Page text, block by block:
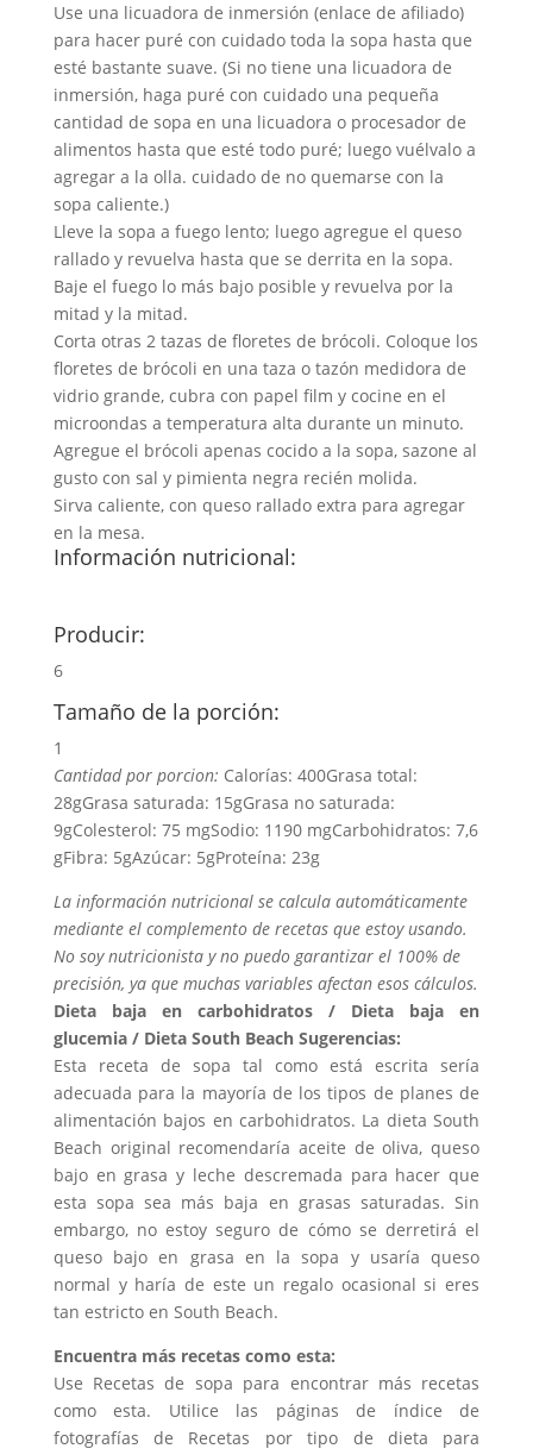
Use una licuadora de inmersión (enlace de afiliado)
para hacer puré con cuidado toda la sopa hasta que
esté bastante suave. (Si no tiene una licuadora de
inmersión, haga puré con cuidado una pequeña
cantidad de sopa en una licuadora o procesador de
alimentos hasta que esté todo puré; luego vuélvalo a
agregar a la olla. cuidado de no quemarse con la
sopa caliente.)
Lleve la sopa a fuego lento; luego agregue el queso
rallado y revuelva hasta que se derrita en la sopa.
Baje el fuego lo más bajo posible y revuelva por la
mitad y la mitad.
Corta otras 2 tazas de floretes de brócoli. Coloque los
floretes de brócoli en una taza o tazón medidora de
vidrio grande, cubra con papel film y cocine en el
microondas a temperatura alta durante un minuto.
Agregue el brócoli apenas cocido a la sopa, sazone al
gusto con sal y pimienta negra recién molida.
Sirva caliente, con queso rallado extra para agregar
en la mesa.
Información nutricional:
Producir:
6
Tamaño de la porción:
1
Cantidad por porcion: Calorías: 400Grasa total:
28gGrasa saturada: 15gGrasa no saturada:
9gColesterol: 75 mgSodio: 1190 mgCarbohidratos: 7,6
gFibra: 5gAzúcar: 5gProteína: 23g
La información nutricional se calcula automáticamente
mediante el complemento de recetas que estoy usando.
No soy nutricionista y no puedo garantizar el 100% de
precisión, ya que muchas variables afectan esos cálculos.
Dieta baja en carbohidratos / Dieta baja en
glucemia / Dieta South Beach Sugerencias:
Esta receta de sopa tal como está escrita sería
adecuada para la mayoría de los tipos de planes de
alimentación bajos en carbohidratos. La dieta South
Beach original recomendaría aceite de oliva, queso
bajo en grasa y leche descremada para hacer que
esta sopa sea más baja en grasas saturadas. Sin
embargo, no estoy seguro de cómo se derretirá el
queso bajo en grasa en la sopa y usaría queso
normal y haría de este un regalo ocasional si eres
tan estricto en South Beach.
Encuentra más recetas como esta:
Use Recetas de sopa para encontrar más recetas
como esta. Utilice las páginas de índice de
fotografías de Recetas por tipo de dieta para